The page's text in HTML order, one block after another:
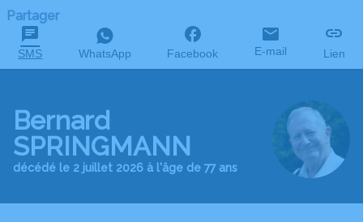
Partager
SMS WhatsApp Facebook E-mail Lien
Bernard
SPRINGMANN
décédé le 2 juillet 2026 à l'âge de 77 ans